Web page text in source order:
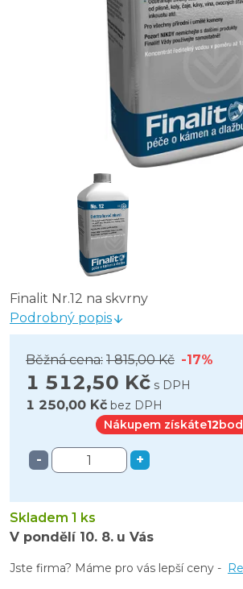
Finalit Nr.12 na skvrny
Podrobný popis
Běžná cena: 1 815,00 Kč -17%
1 512,50 Kč s DPH
1 250,00 Kč bez DPH
Nákupem získáte12
- +
Skladem 1 ks
V pondělí 10. 8. u Vás
Jste firma? Máme pro vás lepší ceny -